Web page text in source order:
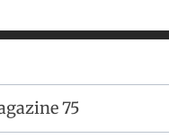
75